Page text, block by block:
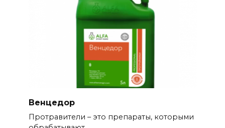
Венцедор
Протравители – это препараты, которыми